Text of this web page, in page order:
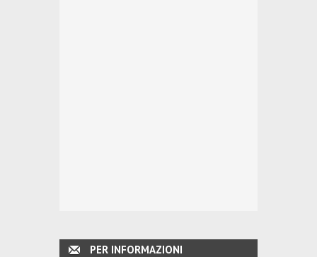
PER INFORMAZIONI